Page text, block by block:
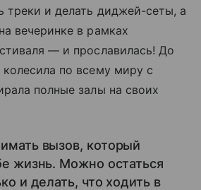
треки и делать диджей-сеты, а
вечеринке в рамках
— и прославилась! До
по всему миру с
полные залы на своих
вызов, который
жизнь. Можно остаться
и делать, что ходить в